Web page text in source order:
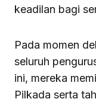
keadilan bagi
Pada momen
seluruh
ini, mereka
Pilkada serta